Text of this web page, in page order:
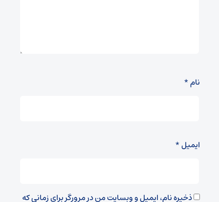
نام*
ایمیل*
ذخیره نام، ایمیل و وبسایت من در مرورگر برای زمانی که